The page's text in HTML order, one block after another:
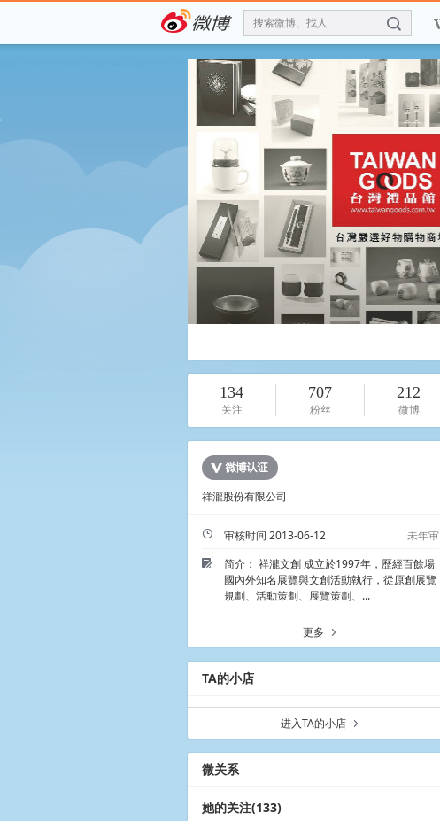
搜索微博、找人 f
134
关注
707
粉丝
212
微博
祥瀧股份有限公司
ü 未年审
审核时间 2013-06-12
Ü
简介： 祥瀧文創 成立於1997年，歷經百餘場
國內外知名展覽與文創活動執行，從原創展覽
規劃、活動策劃、展覽策劃、...
更多 a
TA的小店
进入TA的小店 a
微关系
她的关注(133)